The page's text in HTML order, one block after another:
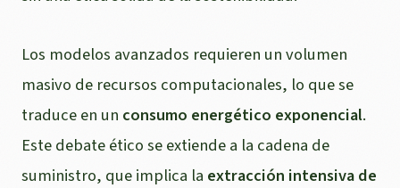
Los modelos avanzados requieren un volumen
masivo de recursos computacionales, lo que se
traduce en un consumo energético exponencial.
Este debate ético se extiende a la cadena de
suministro, que implica la extracción intensiva de